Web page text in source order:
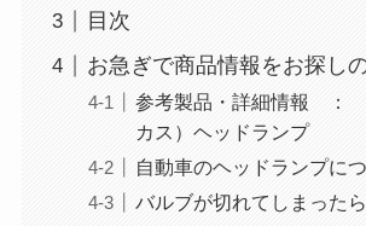
目次
お急ぎで商品情報をお探し
参考製品・詳細情報 ：
カス）ヘッドランプ
自動車のヘッドランプに
バルブが切れてしまったら